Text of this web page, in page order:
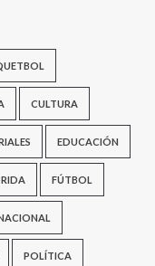
CULTURA
EDUCACIÓN
FÚTBOL
POLÍTICA